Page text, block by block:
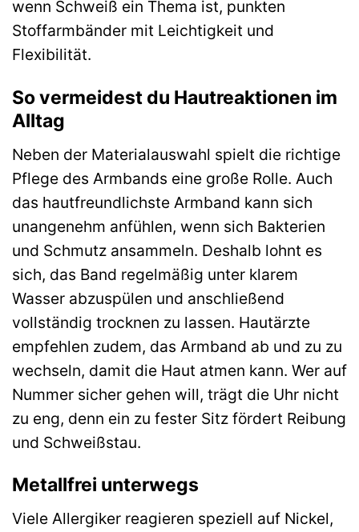
wenn Schweiß ein Thema ist, punkten
Stoffarmbänder mit Leichtigkeit und
Flexibilität.
So vermeidest du Hautreaktionen im
Alltag
Neben der Materialauswahl spielt die richtige
Pflege des Armbands eine große Rolle. Auch
das hautfreundlichste Armband kann sich
unangenehm anfühlen, wenn sich Bakterien
und Schmutz ansammeln. Deshalb lohnt es
sich, das Band regelmäßig unter klarem
Wasser abzuspülen und anschließend
vollständig trocknen zu lassen. Hautärzte
empfehlen zudem, das Armband ab und zu zu
wechseln, damit die Haut atmen kann. Wer auf
Nummer sicher gehen will, trägt die Uhr nicht
zu eng, denn ein zu fester Sitz fördert Reibung
und Schweißstau.
Metallfrei unterwegs
Viele Allergiker reagieren speziell auf Nickel,